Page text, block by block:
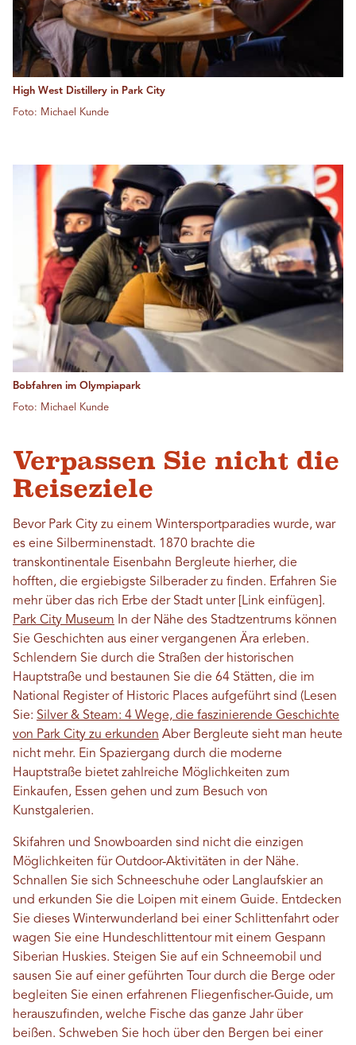
High West Distillery in Park City
Foto: Michael Kunde
Bobfahren im Olympiapark
Foto: Michael Kunde
Verpassen Sie nicht die
Reiseziele
Bevor Park City zu einem Wintersportparadies wurde, war
es eine Silberminenstadt. 1870 brachte die
transkontinentale Eisenbahn Bergleute hierher, die
hofften, die ergiebigste Silberader zu finden. Erfahren Sie
mehr über das rich Erbe der Stadt unter [Link einfügen].
Park City Museum In der Nähe des Stadtzentrums können
Sie Geschichten aus einer vergangenen Ära erleben.
Schlendern Sie durch die Straßen der historischen
Hauptstraße und bestaunen Sie die 64 Stätten, die im
National Register of Historic Places aufgeführt sind (Lesen
Sie: Silver & Steam: 4 Wege, die faszinierende Geschichte
von Park City zu erkunden Aber Bergleute sieht man heute
nicht mehr. Ein Spaziergang durch die moderne
Hauptstraße bietet zahlreiche Möglichkeiten zum
Einkaufen, Essen gehen und zum Besuch von
Kunstgalerien.
Skifahren und Snowboarden sind nicht die einzigen
Möglichkeiten für Outdoor-Aktivitäten in der Nähe.
Schnallen Sie sich Schneeschuhe oder Langlaufskier an
und erkunden Sie die Loipen mit einem Guide. Entdecken
Sie dieses Winterwunderland bei einer Schlittenfahrt oder
wagen Sie eine Hundeschlittentour mit einem Gespann
Siberian Huskies. Steigen Sie auf ein Schneemobil und
sausen Sie auf einer geführten Tour durch die Berge oder
begleiten Sie einen erfahrenen Fliegenfischer-Guide, um
herauszufinden, welche Fische das ganze Jahr über
beißen. Schweben Sie hoch über den Bergen bei einer